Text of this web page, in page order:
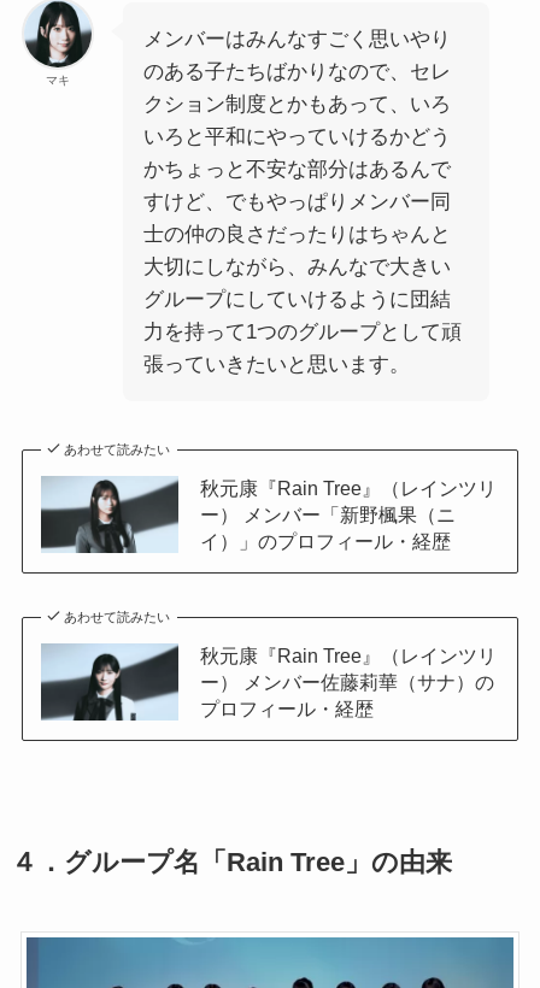
マキ
メンバーはみんなすごく思いやり
のある子たちばかりなので、セレ
クション制度とかもあって、いろ
いろと平和にやっていけるかどう
かちょっと不安な部分はあるんで
すけど、でもやっぱりメンバー同
士の仲の良さだったりはちゃんと
大切にしながら、みんなで大きい
グループにしていけるように団結
力を持って1つのグループとして頑
張っていきたいと思います。
あわせて読みたい
秋元康『Rain Tree』（レインツリ
ー） メンバー「新野楓果（ニ
イ）」のプロフィール・経歴
あわせて読みたい
秋元康『Rain Tree』（レインツリ
ー） メンバー佐藤莉華（サナ）の
プロフィール・経歴
４．グループ名「Rain Tree」の由来